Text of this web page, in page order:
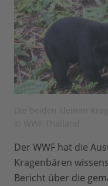
Der WWF hat die
Kragenbären
Bericht über die